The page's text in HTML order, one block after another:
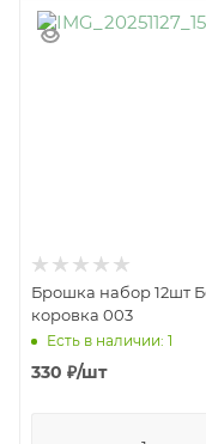
Брошка набор 12шт
коровка 003
Есть в наличии: 1
330 ₽/шт